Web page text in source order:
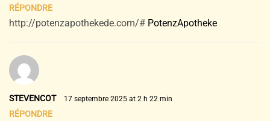
RÉPONDRE
http://potenzapothekede.com/# PotenzApotheke
STEVENCOT 17 septembre 2025 at 2 h 22 min
RÉPONDRE